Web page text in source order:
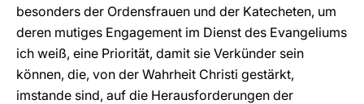
besonders der Ordensfrauen und der Katecheten, um
deren mutiges Engagement im Dienst des Evangeliums
ich weiß, eine Priorität, damit sie Verkünder sein
können, die, von der Wahrheit Christi gestärkt,
imstande sind, auf die Herausforderungen der